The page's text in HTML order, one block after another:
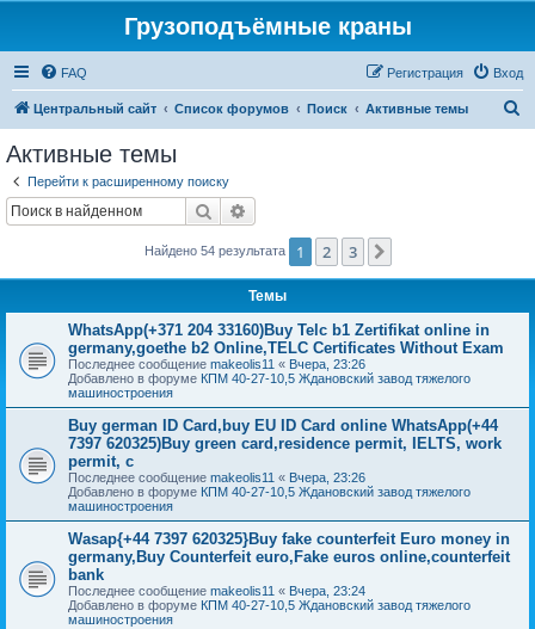
Грузоподъёмные краны
FAQ Вход
Регистрация
Центральный сайт Список форумов Поиск Активные темы
Активные темы
Перейти к расширенному поиску
Поиск
Найдено 54 результата 1 2 3
Темы
WhatsApp(+371 204 33160)Buy Telc b1 Zertifikat online in
germany,goethe b2 Online,TELC Certificates Without Exam
Последнее сообщение makeolis11 « Вчера, 23:26
Добавлено в форуме КПМ 40-27-10,5 Ждановский завод тяжелого
машиностроения
Buy german ID Card,buy EU ID Card online WhatsApp(+44
7397 620325)Buy green card,residence permit, IELTS, work
permit, c
Последнее сообщение makeolis11 « Вчера, 23:26
Добавлено в форуме КПМ 40-27-10,5 Ждановский завод тяжелого
машиностроения
Wasap{+44 7397 620325}Buy fake counterfeit Euro money in
germany,Buy Counterfeit euro,Fake euros online,counterfeit
bank
Последнее сообщение makeolis11 « Вчера, 23:24
Добавлено в форуме КПМ 40-27-10,5 Ждановский завод тяжелого
машиностроения